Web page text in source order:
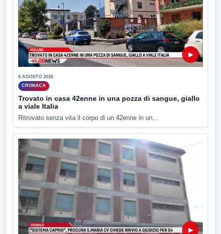
▶
6 AGOSTO 2026
CRONACA
Trovato in casa 42enne in una pozza di sangue, giallo
a viale Italia
Ritrovato senza vita il corpo di un 42enne in un...
▶